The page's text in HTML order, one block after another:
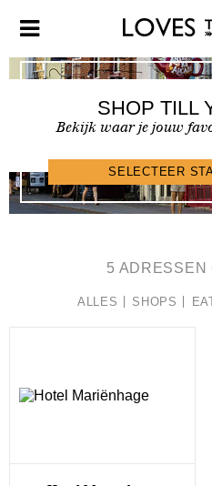
SHOP TILL
Bekijk waar je jouw
SELECTEER
5 ADRESSEN
ALLES SHOPS